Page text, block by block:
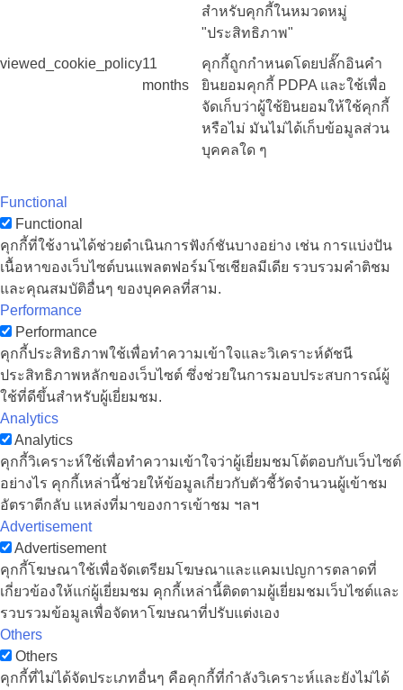
สำหรับคุกกี้ในหมวดหมู่
"ประสิทธิภาพ"
viewed_cookie_policy11
months
คุกกี้ถูกกำหนดโดยปลั๊กอินคำ
ยินยอมคุกกี้ PDPA และใช้เพื่อ
จัดเก็บว่าผู้ใช้ยินยอมให้ใช้คุกกี้
หรือไม่ มันไม่ได้เก็บข้อมูลส่วน
บุคคลใด ๆ
Functional
Functional
คุกกี้ที่ใช้งานได้ช่วยดำเนินการฟังก์ชันบางอย่าง เช่น การแบ่งปัน
เนื้อหาของเว็บไซต์บนแพลตฟอร์มโซเชียลมีเดีย รวบรวมคำติชม
และคุณสมบัติอื่นๆ ของบุคคลที่สาม.
Performance
Performance
คุกกี้ประสิทธิภาพใช้เพื่อทำความเข้าใจและวิเคราะห์ดัชนี
ประสิทธิภาพหลักของเว็บไซต์ ซึ่งช่วยในการมอบประสบการณ์ผู้
ใช้ที่ดีขึ้นสำหรับผู้เยี่ยมชม.
Analytics
Analytics
คุกกี้วิเคราะห์ใช้เพื่อทำความเข้าใจว่าผู้เยี่ยมชมโต้ตอบกับเว็บไซต์
อย่างไร คุกกี้เหล่านี้ช่วยให้ข้อมูลเกี่ยวกับตัวชี้วัดจำนวนผู้เข้าชม
อัตราตีกลับ แหล่งที่มาของการเข้าชม ฯลฯ
Advertisement
Advertisement
คุกกี้โฆษณาใช้เพื่อจัดเตรียมโฆษณาและแคมเปญการตลาดที่
เกี่ยวข้องให้แก่ผู้เยี่ยมชม คุกกี้เหล่านี้ติดตามผู้เยี่ยมชมเว็บไซต์และ
รวบรวมข้อมูลเพื่อจัดหาโฆษณาที่ปรับแต่งเอง
Others
Others
คุกกี้ที่ไม่ได้จัดประเภทอื่นๆ คือคุกกี้ที่กำลังวิเคราะห์และยังไม่ได้